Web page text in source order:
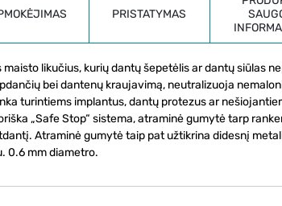
PRISTATYMAS
likučius, kurių dantų šepetėlis ar dantų siūlas
bei dantenų kraujavimą, neutralizuoja
turintiems implantus, dantų protezus ar
„Safe Stop“ sistema, atraminė gumytė tarp
Atraminė gumytė taip pat užtikrina didesnį
0.6 mm diametro.